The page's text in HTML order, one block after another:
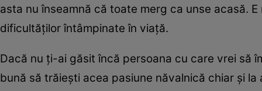
asta nu înseamnă că toate merg ca unse acasă.
dificultăților întâmpinate în viață.
Dacă nu ți-ai găsit încă persoana cu care vrei să
bună să trăiești acea pasiune năvalnică chiar și la